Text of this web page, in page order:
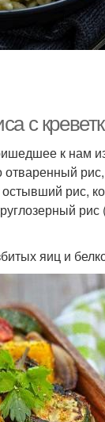
с
к нам
отваренный
рис,
рис
яиц и